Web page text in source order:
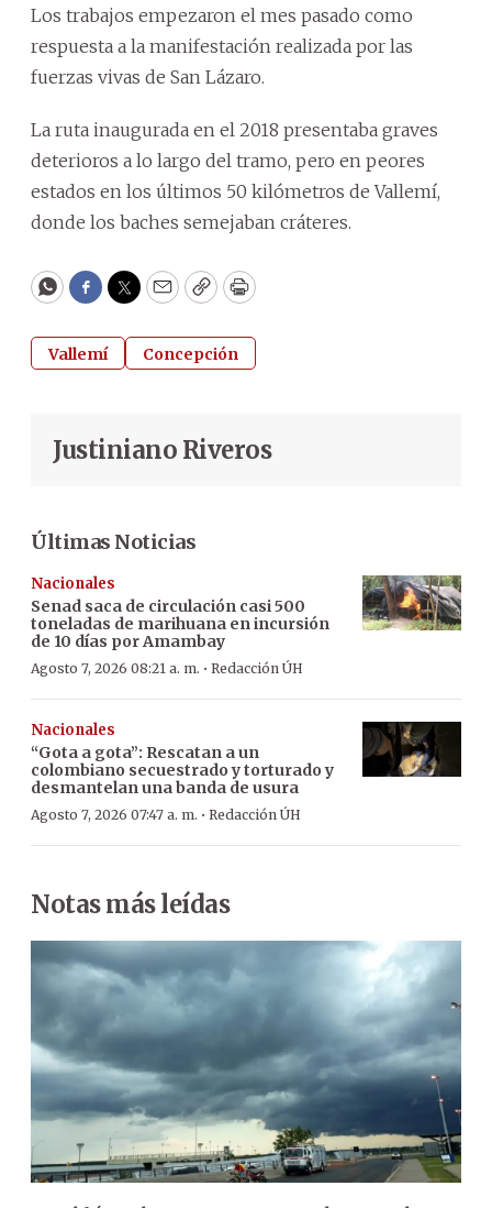
Los trabajos empezaron el mes pasado como
respuesta a la manifestación realizada por las
fuerzas vivas de San Lázaro.
La ruta inaugurada en el 2018 presentaba graves
deterioros a lo largo del tramo, pero en peores
estados en los últimos 50 kilómetros de Vallemí,
donde los baches semejaban cráteres.
WhatsApp
Facebook
Twitter
EmailCopyPrint
Vallemí Concepción
Justiniano Riveros
Últimas Noticias
Nacionales
Senad saca de circulación casi 500
toneladas de marihuana en incursión
de 10 días por Amambay
Agosto 7, 2026 08:21 a. m. · Redacción ÚH
Nacionales
“Gota a gota”: Rescatan a un
colombiano secuestrado y torturado y
desmantelan una banda de usura
Agosto 7, 2026 07:47 a. m. · Redacción ÚH
Notas más leídas